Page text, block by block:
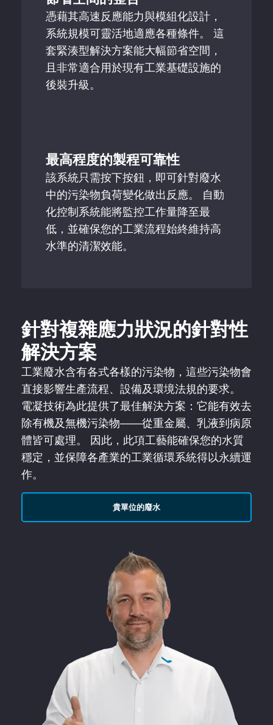
憑藉其高速反應能力與模組化設計，
系統規模可靈活地適應各種條件。 這
套緊湊型解決方案能大幅節省空間，
且非常適合用於現有工業基礎設施的
後裝升級。
最高程度的製程可靠性
該系統只需按下按鈕，即可針對廢水
中的污染物負荷變化做出反應。 自動
化控制系統能將監控工作量降至最
低，並確保您的工業流程始終維持高
水準的清潔效能。
針對複雜應力狀況的針對性
解決方案
工業廢水含有各式各樣的污染物，這些污染物會
直接影響生產流程、設備及環境法規的要求。
電凝技術為此提供了最佳解決方案：它能有效去
除有機及無機污染物——從重金屬、乳液到病原
體皆可處理。 因此，此項工藝能確保您的水質
穩定，並保障各產業的工業循環系統得以永續運
作。
貴單位的廢水